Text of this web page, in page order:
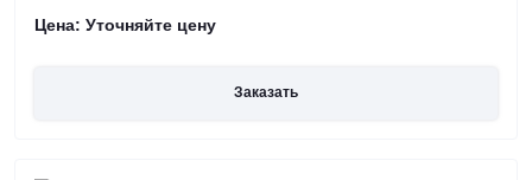
Цена: Уточняйте цену
Заказать